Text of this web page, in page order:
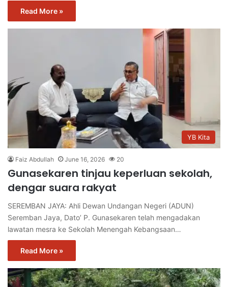
Read More »
YB Kita
Faiz Abdullah June 16, 2026 20
Gunasekaren tinjau keperluan sekolah,
dengar suara rakyat
SEREMBAN JAYA: Ahli Dewan Undangan Negeri (ADUN)
Seremban Jaya, Dato’ P. Gunasekaren telah mengadakan
lawatan mesra ke Sekolah Menengah Kebangsaan…
Read More »